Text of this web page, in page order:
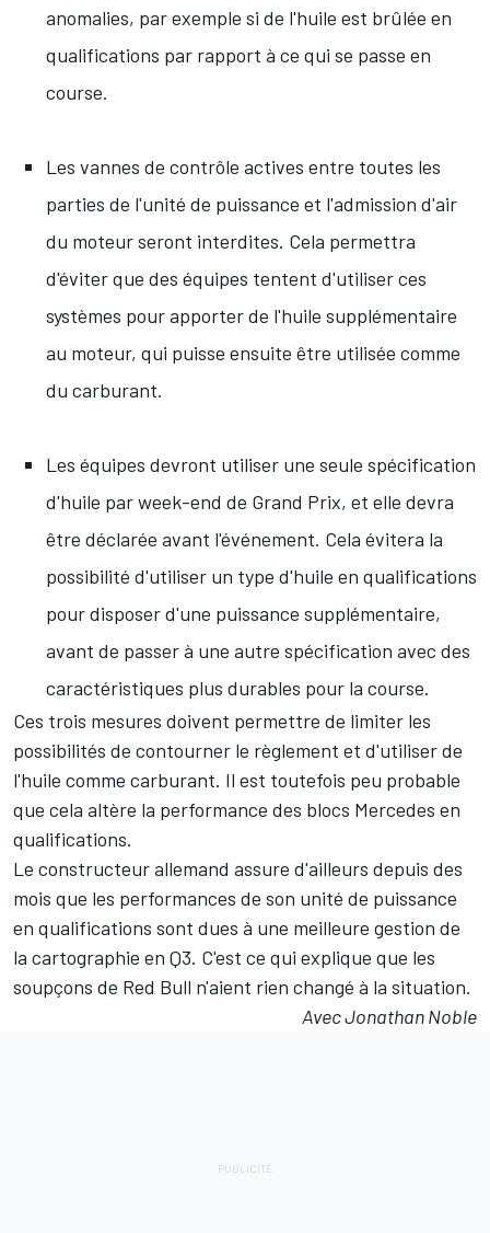
anomalies, par exemple si de l'huile est brûlée en
qualifications par rapport à ce qui se passe en
course.
Les vannes de contrôle actives entre toutes les
parties de l'unité de puissance et l'admission d'air
du moteur seront interdites. Cela permettra
d'éviter que des équipes tentent d'utiliser ces
systèmes pour apporter de l'huile supplémentaire
au moteur, qui puisse ensuite être utilisée comme
du carburant.
Les équipes devront utiliser une seule spécification
d'huile par week-end de Grand Prix, et elle devra
être déclarée avant l'événement. Cela évitera la
possibilité d'utiliser un type d'huile en qualifications
pour disposer d'une puissance supplémentaire,
avant de passer à une autre spécification avec des
caractéristiques plus durables pour la course.
Ces trois mesures doivent permettre de limiter les
possibilités de contourner le règlement et d'utiliser de
l'huile comme carburant. Il est toutefois peu probable
que cela altère la performance des blocs Mercedes en
qualifications.
Le constructeur allemand assure d'ailleurs depuis des
mois que les performances de son unité de puissance
en qualifications sont dues à une meilleure gestion de
la cartographie en Q3. C'est ce qui explique que les
soupçons de Red Bull n'aient rien changé à la situation.
Avec Jonathan Noble